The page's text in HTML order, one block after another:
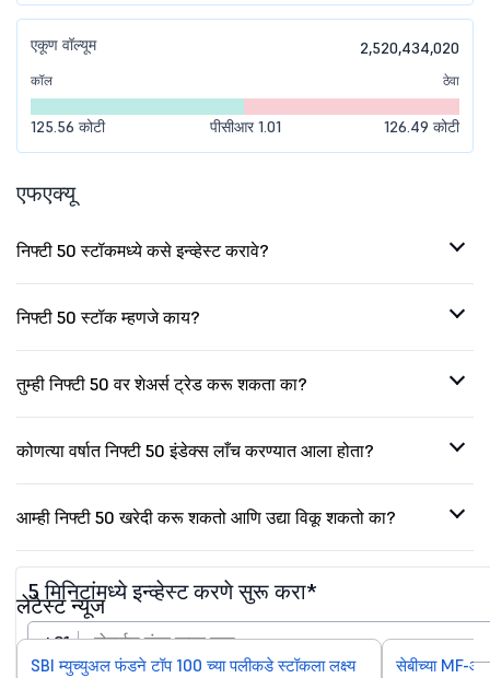
एकूण वॉल्यूम 2,520,434,020
कॉल ठेवा
125.56 कोटी पीसीआर 1.01 126.49 कोटी
एफएक्यू
निफ्टी 50 स्टॉकमध्ये कसे इन्व्हेस्ट करावे?
निफ्टी 50 स्टॉक म्हणजे काय?
तुम्ही निफ्टी 50 वर शेअर्स ट्रेड करू शकता का?
कोणत्या वर्षात निफ्टी 50 इंडेक्स लाँच करण्यात आला होता?
आम्ही निफ्टी 50 खरेदी करू शकतो आणि उद्या विकू शकतो का?
5 मिनिटांमध्ये इन्व्हेस्ट करणे सुरू करा*
+91
लेटेस्ट न्यूज
SBI म्युच्युअल फंडने टॉप 100 च्या पलीकडे स्टॉकला लक्ष्य
सेबीच्या MF-